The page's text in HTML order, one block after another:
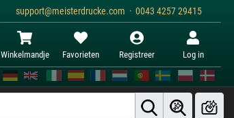
support@meisterdrucke.com · 0043 4257 29415
Winkelmandje Favorieten Registreer Log in